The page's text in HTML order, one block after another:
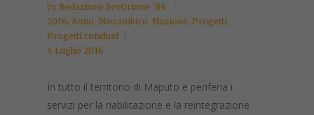
by Redazione SevOrione '84
2016, Anno, Mozambico, Nazione, Progetti,
Progetti conclusi
4 Luglio 2016
In tutto il territorio di Maputo e periferia i
servizi per la riabilitazione e la reintegrazione